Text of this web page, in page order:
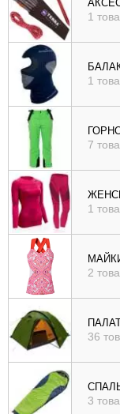
возр
убыв
возр
убыв
1
1
7
1
2
36
3